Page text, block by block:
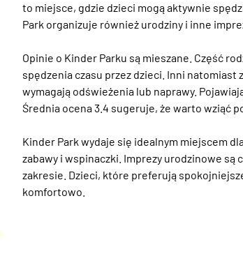
to miejsce, gdzie dzieci mogą aktywnie
Park organizuje również urodziny i inne
Opinie o Kinder Parku są mieszane. Część
spędzenia czasu przez dzieci. Inni
wymagają odświeżenia lub naprawy.
Średnia ocena 3.4 sugeruje, że warto wziąć
Kinder Park wydaje się idealnym miejscem
zabawy i wspinaczki. Imprezy urodzinowe
zakresie. Dzieci, które preferują
komfortowo.